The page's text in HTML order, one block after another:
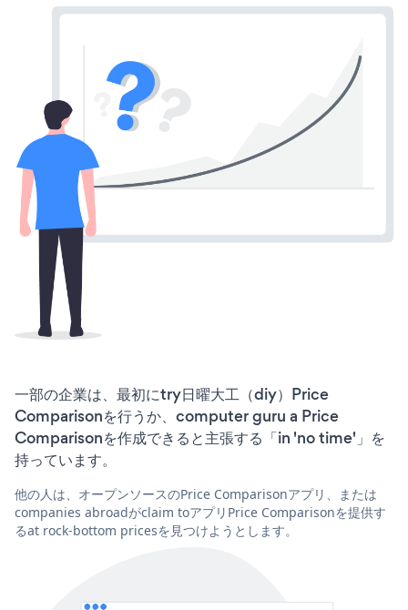
一部の企業は、最初にtry日曜大工（diy）Price
Comparisonを行うか、computer guru a Price
Comparisonを作成できると主張する「in 'no time'」を
持っています。
他の人は、オープンソースのPrice Comparisonアプリ、または
companies abroadがclaim toアプリPrice Comparisonを提供す
るat rock-bottom pricesを見つけようとします。